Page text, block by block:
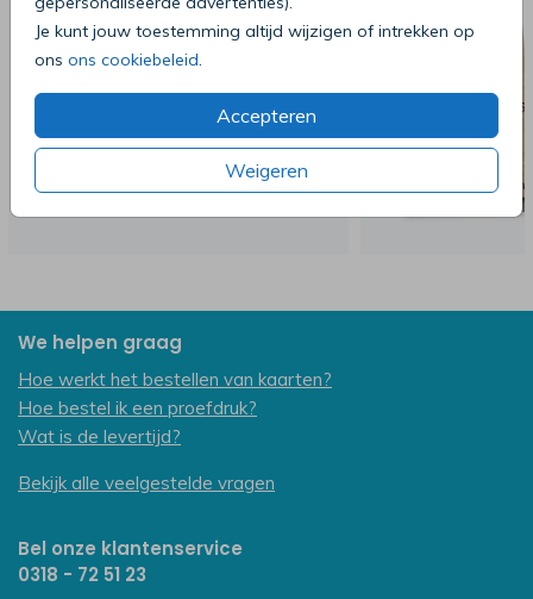
Je kunt jouw toestemming altijd wijzigen of intrekken op
ons ons cookiebeleid
Accepteren
Weigeren
We helpen graag
Hoe werkt het bestellen van kaarten?
Hoe bestel ik een proefdruk?
Wat is de levertijd?
Bekijk alle veelgestelde vragen
Bel onze klantenservice
0318 - 72 51 23